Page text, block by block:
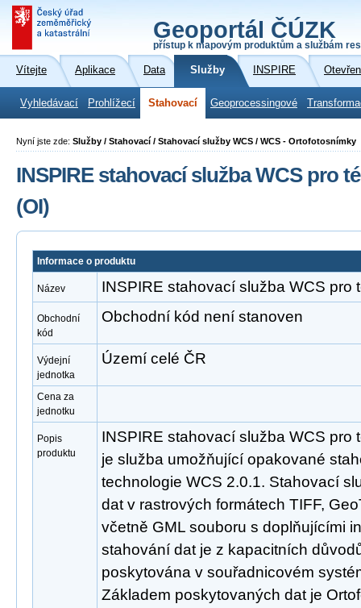
Geoportál ČÚZK
přístup k mapovým produktům a službám
Vítejte Aplikace Data Služby INSPIRE
Vyhledávací Prohlížecí Stahovací Geoprocessingové
Nyní jste zde: Služby / Stahovací / Stahovací služby WCS / WCS - Ortofotosnímky
INSPIRE stahovací služba WCS pro
(OI)
Informace o produktu
Název INSPIRE stahovací služba WCS pro
Obchodní
kód
Obchodní kód není stanoven
Výdejní
jednotka
Území celé ČR
Cena za
jednotku
Popis
produktu
INSPIRE stahovací služba WCS pro
je služba umožňující opakované
technologie WCS 2.0.1. Stahovací
dat v rastrových formátech TIFF,
včetně GML souboru s doplňujícími
stahování dat je z kapacitních
poskytována v souřadnicovém
Základem poskytovaných dat je